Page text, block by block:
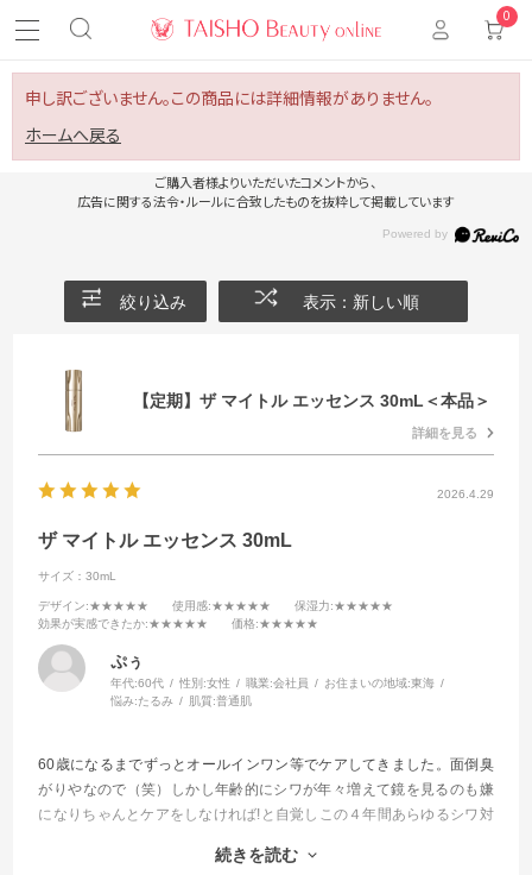
0
申し訳ございません。この商品には詳細情報がありません。
ホームへ戻る
ご購入者様よりいただいたコメントから、
広告に関する法令・ルールに合致したものを抜粋して掲載しています
絞り込み 表示：新しい順
【定期】ザ マイトル エッセンス 30mL＜本品＞
詳細を見る
2026.4.29
ザ マイトル エッセンス 30mL
サイズ：30mL
デザイン:★★★★★ 使用感:★★★★★ 保湿力:★★★★★
効果が実感できたか:★★★★★ 価格:★★★★★
ぷぅ
年代:60代 性別:女性 職業:会社員 お住まいの地域:東海
悩み:たるみ 肌質:普通肌
60歳になるまでずっとオールインワン等でケアしてきました。面倒臭
がりやなので（笑）しかし年齢的にシワが年々増えて鏡を見るのも嫌
になりちゃんとケアをしなければ!と自覚しこの４年間あらゆるシワ対
今回もそんな感じで試してみました。
続きを読む